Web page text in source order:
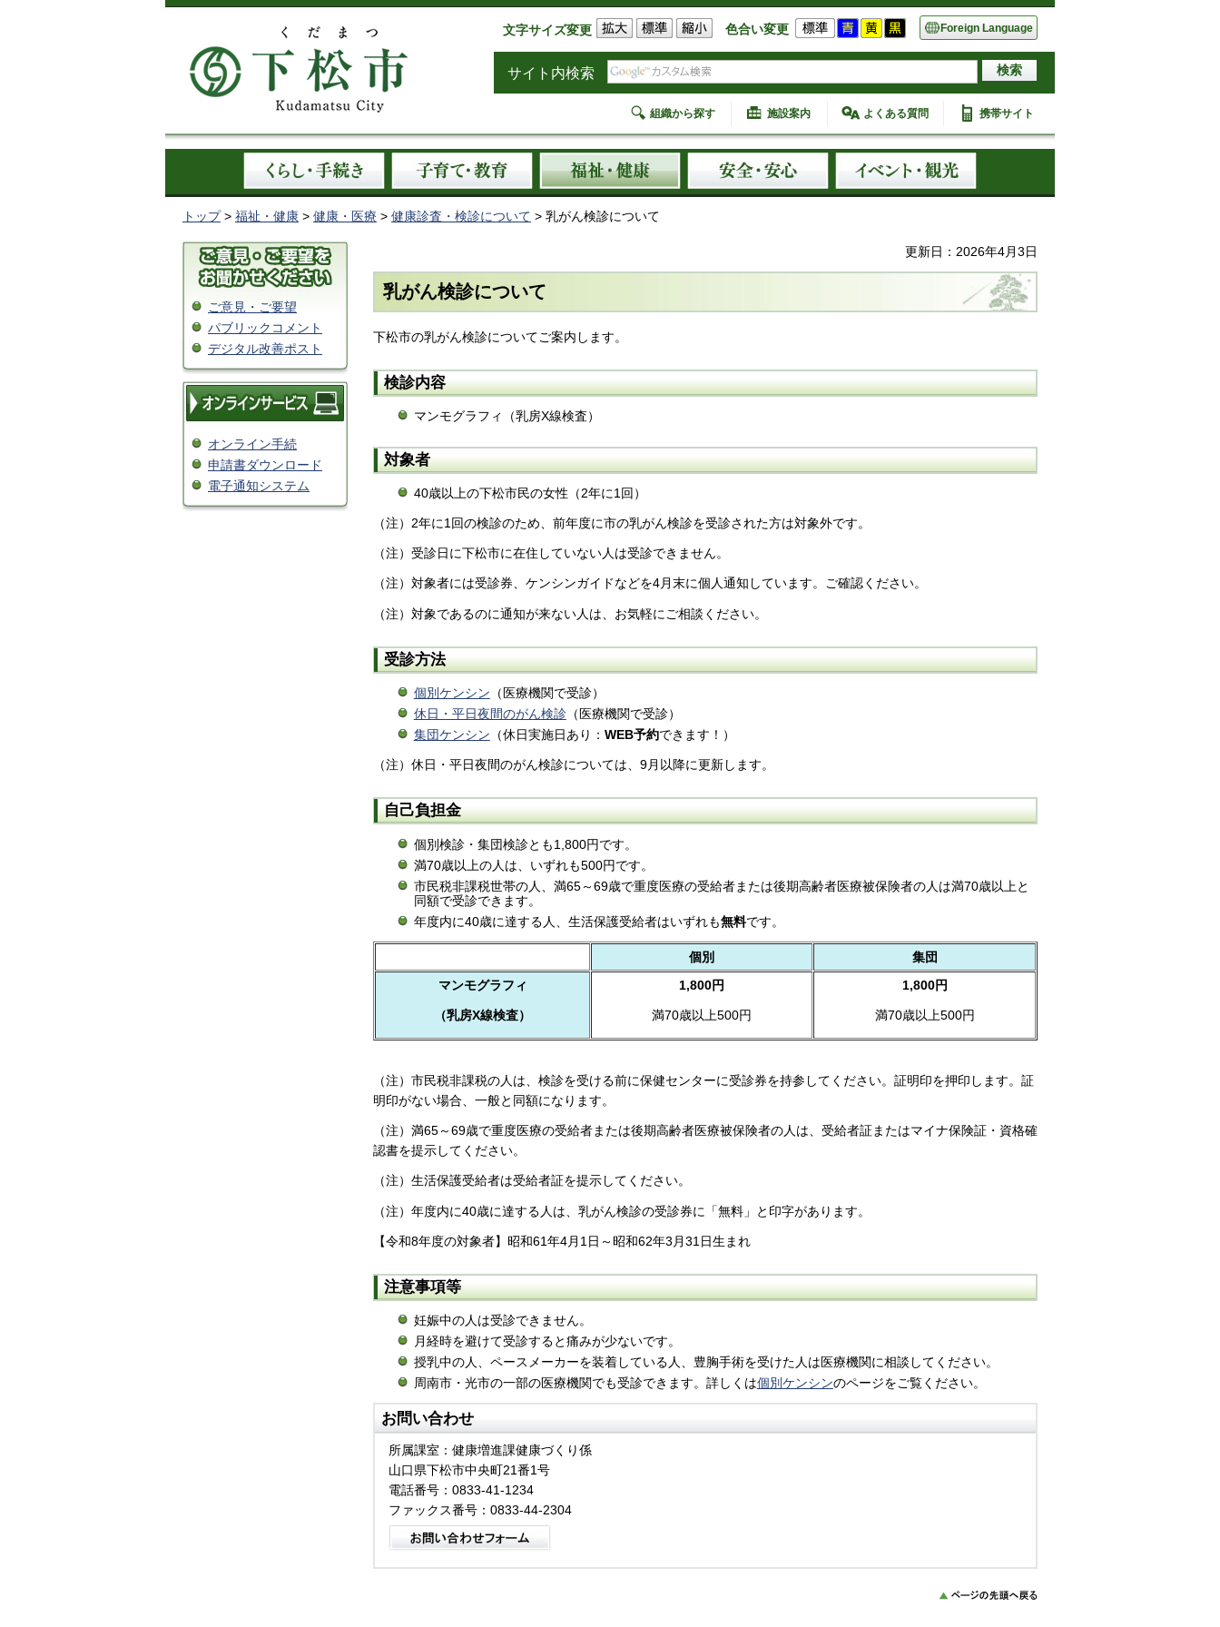
文字サイズ変更 色合い変更 Foreign Language
サイト内検索
組織から探す 施設案内 よくある質問 携帯サイト
トップ> 福祉・健康 > 健康・医療 > 健康診査・検診について > 乳がん検診について
ご意見・ご要望
パブリックコメント
デジタル改善ポスト
オンライン手続
申請書ダウンロード
電子通知システム
更新日：2026年4月3日
乳がん検診について
下松市の乳がん検診についてご案内します。
検診内容
マンモグラフィ（乳房X線検査）
対象者
40歳以上の下松市民の女性（2年に1回）
（注）2年に1回の検診のため、前年度に市の乳がん検診を受診された方は対象外です。
（注）受診日に下松市に在住していない人は受診できません。
（注）対象者には受診券、ケンシンガイドなどを4月末に個人通知しています。ご確認ください。
（注）対象であるのに通知が来ない人は、お気軽にご相談ください。
受診方法
個別ケンシン （医療機関で受診）
休日・平日夜間のがん検診（医療機関で受診）
集団ケンシン （休日実施日あり： WEB予約できます！）
（注）休日・平日夜間のがん検診については、9月以降に更新します。
自己負担金
個別検診・集団検診とも1,800円です。
満70歳以上の人は、いずれも500円です。
市民税非課税世帯の人、満65～69歳で重度医療の受給者または後期高齢者医療被保険者の人は満70歳以上と
同額で受診できます。
年度内に40歳に達する人、生活保護受給者はいずれも無料です。
個別
集団
マンモグラフィ
（乳房X線検査）
1,800円
満70歳以上500円
1,800円
満70歳以上500円
（注）市民税非課税の人は、検診を受ける前に保健センターに受診券を持参してください。証明印を押印します。証
明印がない場合、一般と同額になります。
（注）満65～69歳で重度医療の受給者または後期高齢者医療被保険者の人は、受給者証またはマイナ保険証・資格確
認書を提示してください。
（注）生活保護受給者は受給者証を提示してください。
（注）年度内に40歳に達する人は、乳がん検診の受診券に「無料」と印字があります。
【令和8年度の対象者】昭和61年4月1日～昭和62年3月31日生まれ
注意事項等
妊娠中の人は受診できません。
月経時を避けて受診すると痛みが少ないです。
授乳中の人、ペースメーカーを装着している人、豊胸手術を受けた人は医療機関に相談してください。
周南市・光市の一部の医療機関でも受診できます。詳しくは個別ケンシンのページをご覧ください。
お問い合わせ
所属課室：健康増進課健康づくり係
山口県下松市中央町21番1号
電話番号：0833-41-1234
ファックス番号：0833-44-2304